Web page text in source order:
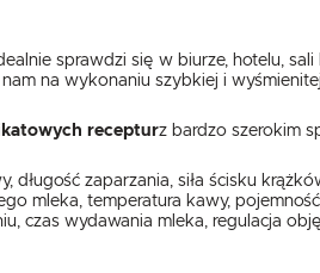
sprawdzi się w biurze, hotelu,
na wykonaniu szybkiej i
recepturz bardzo szerokim
długość zaparzania, siła ścisku
mleka, temperatura kawy,
czas wydawania mleka, regulacja